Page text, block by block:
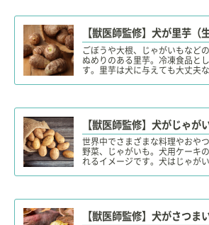
ごぼうや大根、じゃがいもなど
ぬめりのある里芋。冷凍食品と
す。里芋は犬に与えても大丈夫
世界中でさまざまな料理やおや
野菜、じゃがいも。犬用ケーキ
れるイメージです。犬はじゃが